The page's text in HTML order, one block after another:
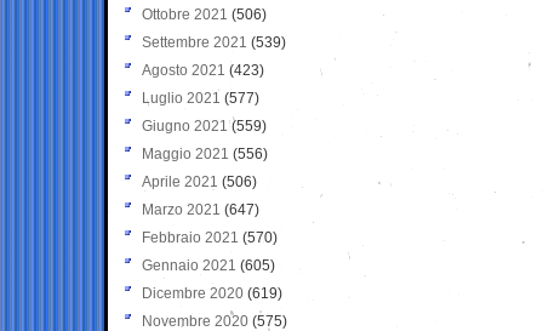
Ottobre 2021 (506)
Settembre 2021 (539)
Agosto 2021 (423)
Luglio 2021 (577)
Giugno 2021(559)
Maggio 2021 (556)
Aprile 2021 (506)
Marzo 2021 (647)
Febbraio 2021 (570)
Gennaio 2021 (605)
Dicembre 2020 (619)
Novembre 2020 (575)